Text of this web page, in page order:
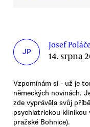
JP
Josef
14. srpna
Vzpomínám si - už je
německých novinách.
zde vyprávěla svůj
psychiatrickou klinikou
pražské Bohnice).